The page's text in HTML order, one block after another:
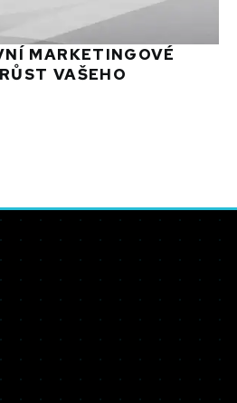
MARKETINGOVÉ
VAŠEHO